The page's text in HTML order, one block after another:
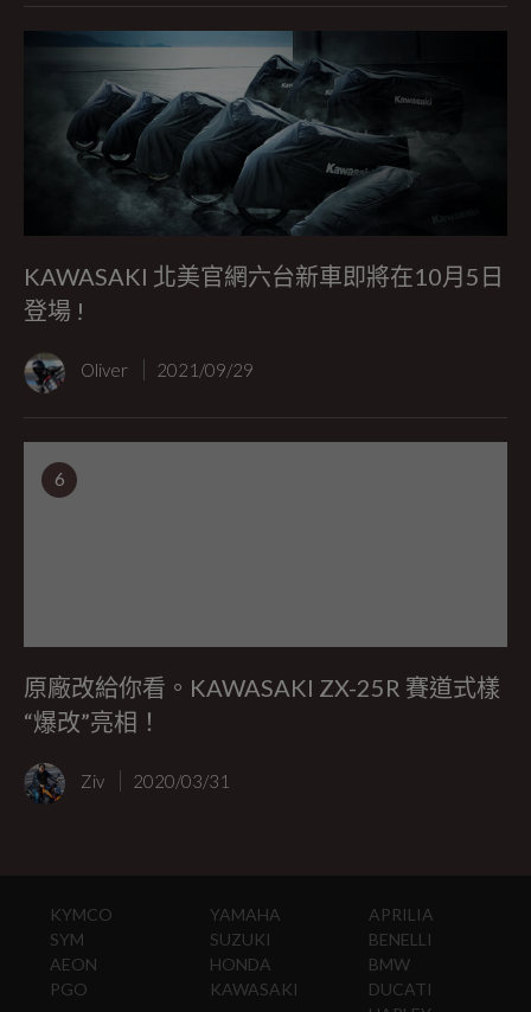
KAWASAKI 北美官網六台新車即將在10月5日
登場 !
Oliver 2021/09/29
6
原廠改給你看。KAWASAKI ZX-25R 賽道式樣
“爆改”亮相！
Ziv 2020/03/31
KYMCO
SYM
AEON
PGO
YAMAHA
SUZUKI
HONDA
KAWASAKI
APRILIA
BENELLI
BMW
DUCATI